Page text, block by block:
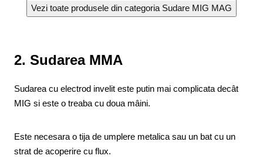
2. Sudarea MMA
Sudarea cu electrod invelit este putin mai complicata decât
MIG si este o treaba cu doua mâini.
Este necesara o tija de umplere metalica sau un bat cu un
strat de acoperire cu flux.